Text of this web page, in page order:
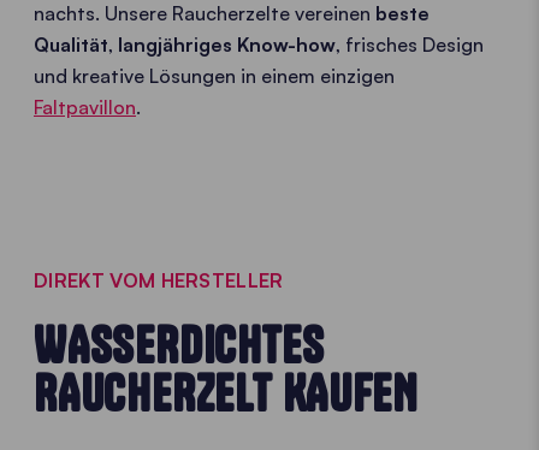
nachts. Unsere Raucherzelte vereinen beste
Qualität, langjähriges Know-how, frisches Design
und kreative Lösungen in einem einzigen
Faltpavillon.
DIREKT VOM HERSTELLER
WASSERDICHTES
RAUCHERZELT KAUFEN